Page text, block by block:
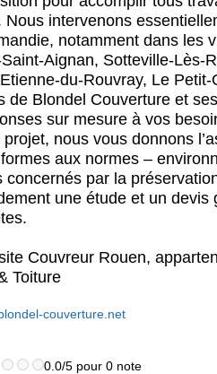
intervenons
notamment dans les
Aignan, Sotteville-Lès-
du-Rouvray, Le Petit-
de Blondel Couverture et
sur mesure à vos
nous vous donnons
aux normes –
concernés par la
une étude et un devis
Couvreur Rouen,
Toiture
couverture.net
0.0/5 pour 0 note